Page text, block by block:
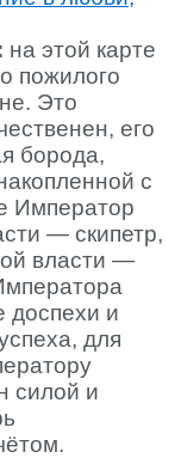
на этой карте
пожилого
Это
его
борода,
с
Император
— скипетр,
власти —
доспехи и
для
силой и